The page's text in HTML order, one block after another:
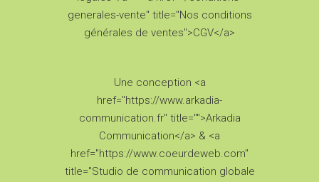
generales-vente" title="Nos conditions
générales de ventes">CGV</a>
Une conception <a
href="https://www.arkadia-
communication.fr" title="">Arkadia
Communication</a> & <a
href="https://www.coeurdeweb.com"
title="Studio de communication globale